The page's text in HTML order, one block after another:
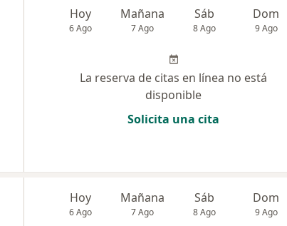
Hoy
6 Ago
Mañana
7 Ago
Sáb
8 Ago
Dom
9 Ago
La reserva de citas en línea no está
disponible
Solicita una cita
Hoy
6 Ago
Mañana
7 Ago
Sáb
8 Ago
Dom
9 Ago